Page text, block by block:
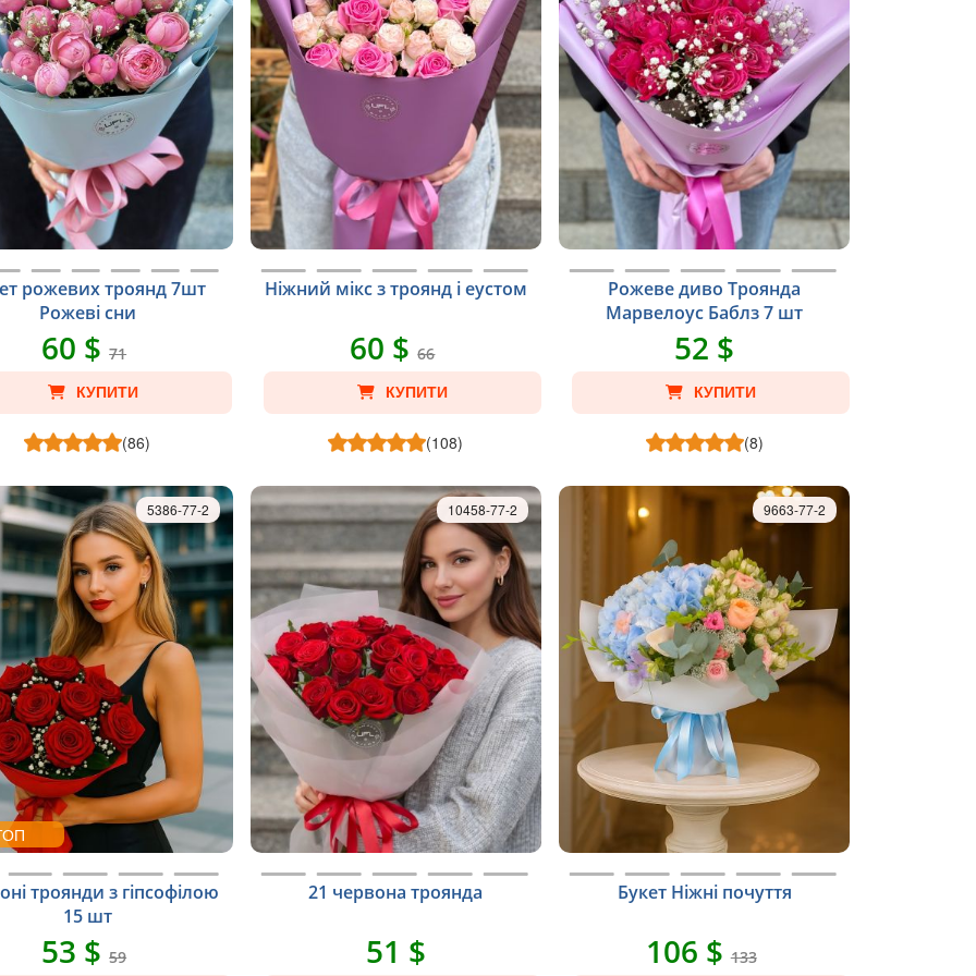
рожевих троянд 7шт
Рожеві сни
60 $71
КУПИТИ
(86)
Ніжний мікс з троянд і еустом
60 $66
КУПИТИ
(108)
Рожеве диво Троянда
Марвелоус Баблз 7 шт
52 $
КУПИТИ
(8)
троянди з гіпсофілою
15 шт
5386-77-2
53 $59
21 червона троянда
10458-77-2
51 $
Букет Ніжні почуття
9663-77-2
106 $133